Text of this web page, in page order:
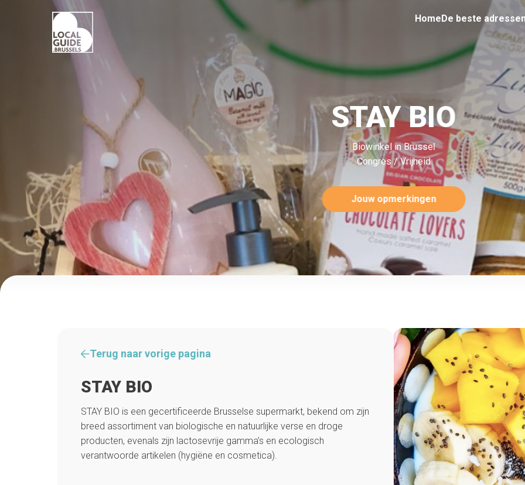
HomeDe beste
STAY BIO
Biowinkel in Brussel
Congres / Vrijheid
Jouw opmerkingen
Terug naar vorige pagina
STAY BIO
STAY BIO is een gecertificeerde Brusselse supermarkt, bekend om zijn
breed assortiment van biologische en natuurlijke verse en droge
producten, evenals zijn lactosevrije gamma’s en ecologisch
verantwoorde artikelen (hygiëne en cosmetica).